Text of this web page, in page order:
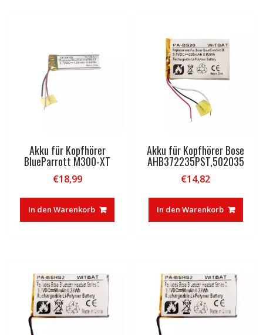
Akku für Kopfhörer
BlueParrott M300-XT
€18,99
In den Warenkorb
Akku für Kopfhörer Bose
AHB372235PST,502035
€14,82
In den Warenkorb